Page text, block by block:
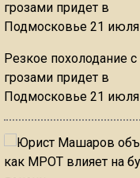
Резкое похолодание с
грозами придет в
Подмосковье 21 июля